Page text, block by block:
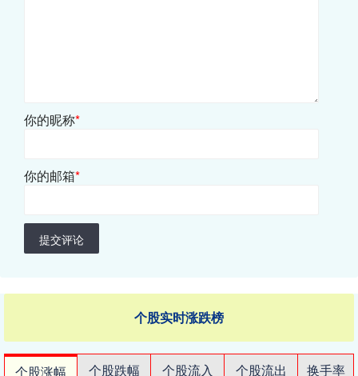
你的昵称*
你的邮箱*
提交评论
个股实时涨跌榜
个股涨幅 个股跌幅 个股流入 个股流出
换手率